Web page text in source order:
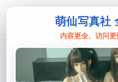
萌仙写真社
内容更全、访问更
西园寺南歌
大力推荐！分享一